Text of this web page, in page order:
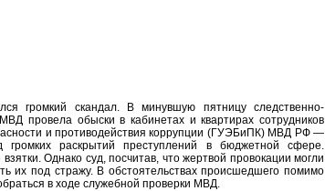
громкий скандал. В минувшую пятницу следственно-
провела обыски в кабинетах и квартирах сотрудников
и противодействия коррупции (ГУЭБиПК) МВД РФ —
громких раскрытий преступлений в бюджетной сфере.
Однако суд, посчитав, что жертвой провокации могли
их под стражу. В обстоятельствах происшедшего помимо
в ходе служебной проверки МВД.